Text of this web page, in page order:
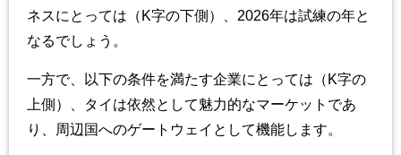
ネスにとっては（K字の下側）、2026年は試練の年と
なるでしょう。
一方で、以下の条件を満たす企業にとっては（K字の
上側）、タイは依然として魅力的なマーケットであ
り、周辺国へのゲートウェイとして機能します。